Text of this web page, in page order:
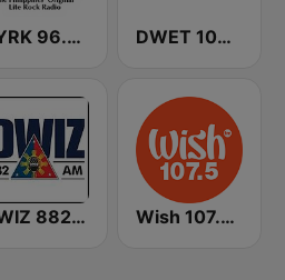
DYRK 96.3 WRocK DWET 106.7 Energy FM
DWIZ 882 AM Manila Wish 107.5 FM